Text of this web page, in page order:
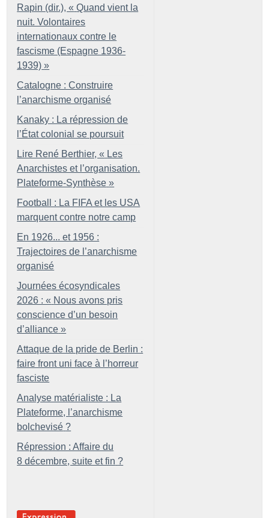
Rapin (dir.), « Quand vient la
nuit. Volontaires
internationaux contre le
fascisme (Espagne 1936-
1939) »
Catalogne : Construire
l’anarchisme organisé
Kanaky : La répression de
l’État colonial se poursuit
Lire René Berthier, « Les
Anarchistes et l’organisation.
Plateforme-Synthèse »
Football : La FIFA et les USA
marquent contre notre camp
En 1926... et 1956 :
Trajectoires de l’anarchisme
organisé
Journées écosyndicales
2026 : « Nous avons pris
conscience d’un besoin
d’alliance »
Attaque de la pride de Berlin :
faire front uni face à l’horreur
fasciste
Analyse matérialiste : La
Plateforme, l’anarchisme
bolchevisé ?
Répression : Affaire du
8 décembre, suite et fin ?